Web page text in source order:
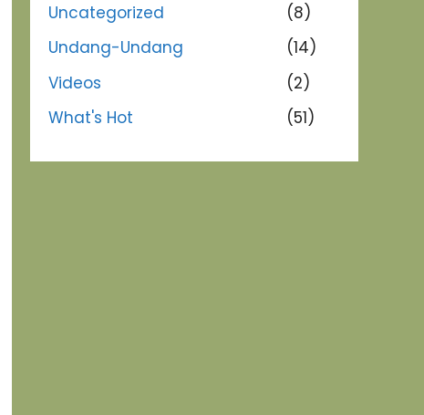
Uncategorized
(8)
Undang-Undang
(14)
Videos
(2)
What's Hot
(51)